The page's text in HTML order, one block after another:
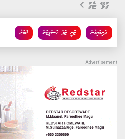
ގުޅޭ ޓެގު
ޚަބަރު ޓްރީ ޓޮޕް ހޮސްޕިޓަލް ދަރިމައިވުން